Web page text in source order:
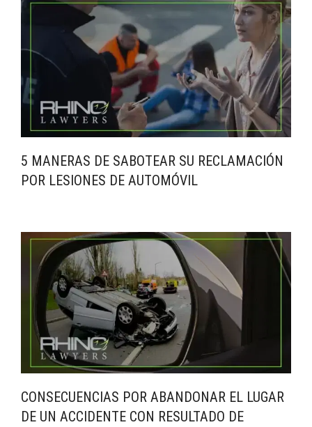
5 MANERAS DE SABOTEAR SU RECLAMACIÓN
POR LESIONES DE AUTOMÓVIL
CONSECUENCIAS POR ABANDONAR EL LUGAR
DE UN ACCIDENTE CON RESULTADO DE